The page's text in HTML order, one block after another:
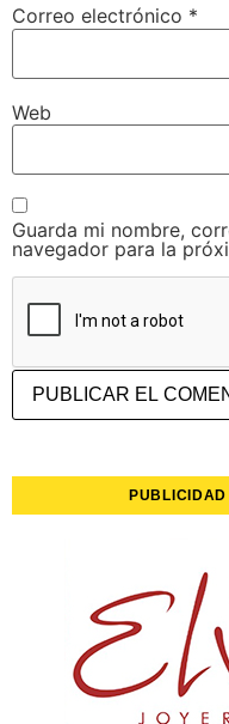
Correo electrónico *
Web
Guarda mi nombre,
navegador para la
PUBLICIDAD